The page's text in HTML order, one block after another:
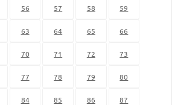
56 57 58 59
63 64 65 66
70 71 72 73
77 78 79 80
84 85 86 87